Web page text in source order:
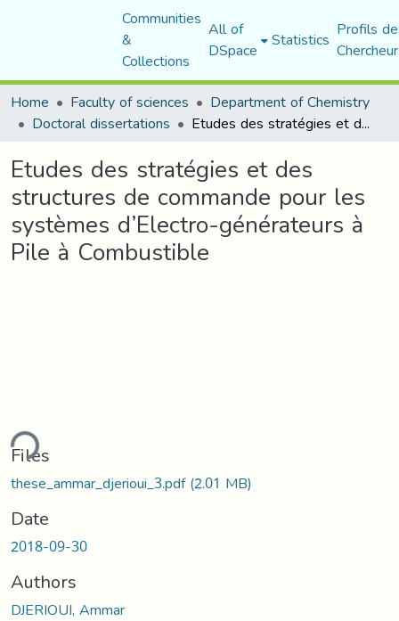
Communities
&
Collections
All of
DSpace Statistics Profils
Home
Faculty of sciences Department of Chemistry
Doctoral dissertations Etudes des stratégies et des structures de commande pour les systèmes d’Electro-générateurs à Pile à Combustible
Etudes des stratégies et des
structures de commande pour les
systèmes d’Electro-générateurs à
Pile à Combustible
Files
these_ammar_djerioui_3.pdf(2.01 MB)
Date
2018-09-30
Authors
DJERIOUI, Ammar